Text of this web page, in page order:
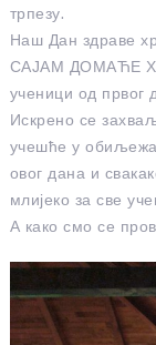
трпезу.
Наш Дан здраве
САЈАМ ДОМАЋЕ
ученици од првог
Искрено се
учешће у
овог дана и
млијеко за све
А како смо се